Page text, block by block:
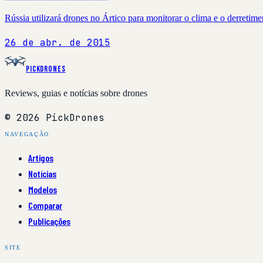
Rússia utilizará drones no Ártico para monitorar o clima e o
26 de abr. de 2015
PickDrones
Reviews, guias e notícias sobre drones
© 2026 PickDrones
NAVEGAÇÃO
Artigos
Notícias
Modelos
Comparar
Publicações
SITE